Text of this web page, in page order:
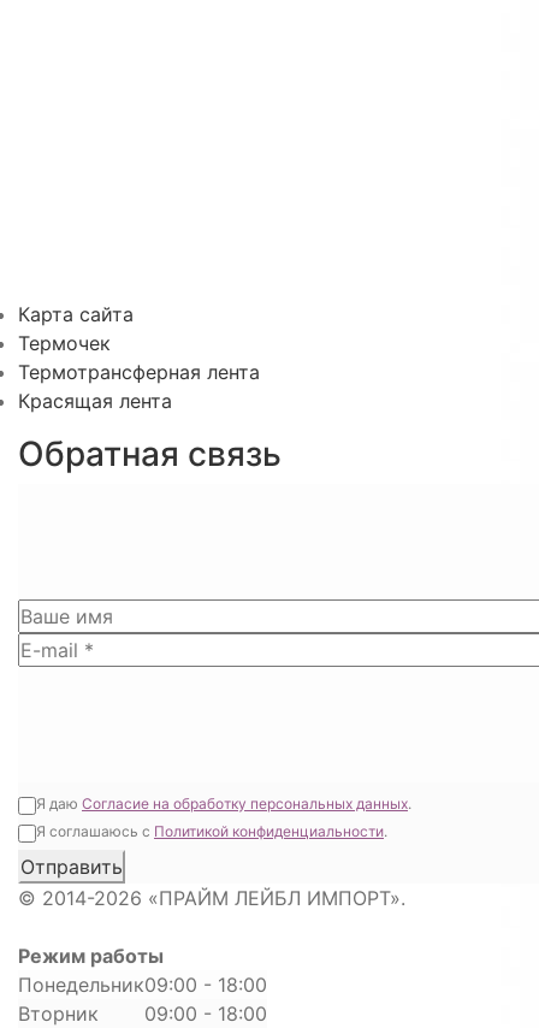
Карта сайта
Термочек
Термотрансферная лента
Красящая лента
Обратная связь
Я даю Согласие на обработку персональных данных.
Я соглашаюсь с Политикой конфиденциальности.
© 2014-2026 «ПРАЙМ ЛЕЙБЛ ИМПОРТ».
Режим работы
Понедельник09:00 - 18:00
Вторник
09:00 - 18:00